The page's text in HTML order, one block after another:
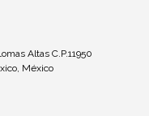
Altas C.P.11950
México